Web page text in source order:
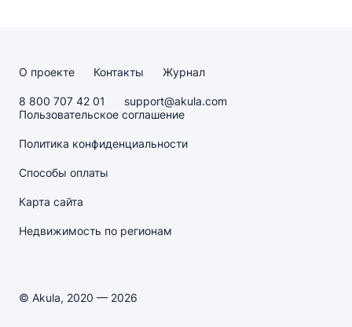
О проекте Контакты Журнал
8 800 707 42 01
support@akula.com
Пользовательское соглашение
Политика конфиденциальности
Способы оплаты
Карта сайта
Недвижимость по регионам
© Akula, 2020 — 2026